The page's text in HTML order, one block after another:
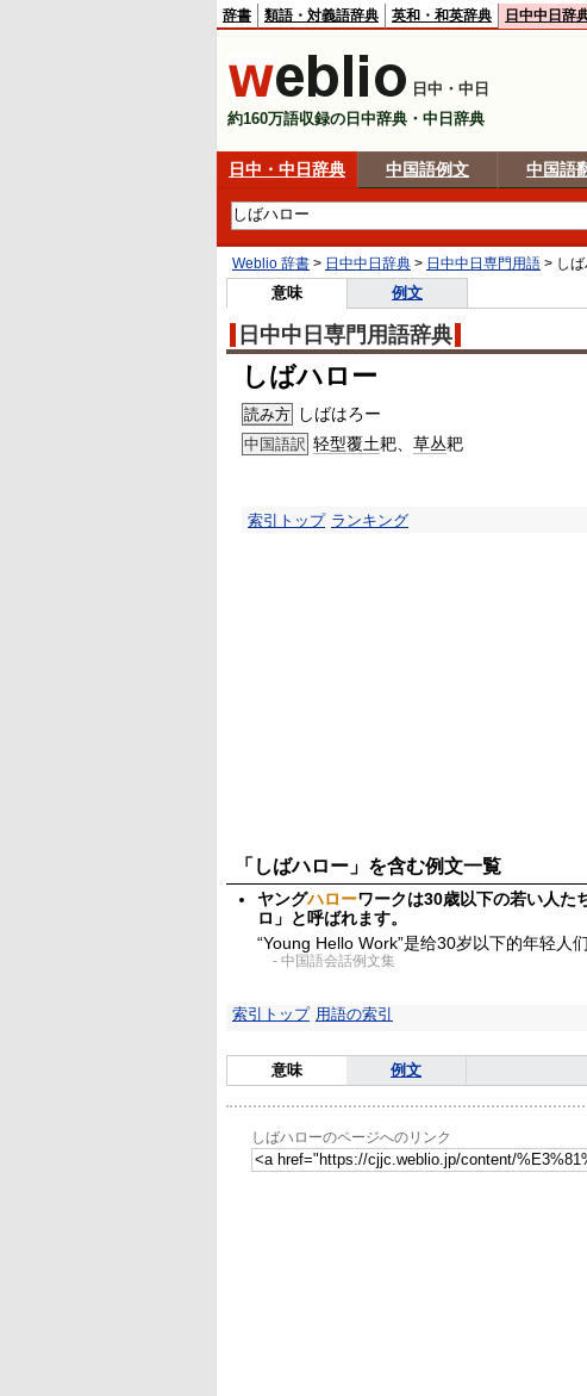
辞書 類語・対義語辞典 英和・和英辞典 日中中日辞
日中・中日
約160万語収録の日中辞典・中日辞典
日中・中日辞典 中国語例文 中国語
Weblio 辞書 > 日中中日辞典 > 日中中日専門用語 > し
意味 例文
日中中日専門用語辞典
しばハロー
読み方 しばはろー
中国語訳 轻型覆土耙、 草丛耙
索引トップ ランキング
「しばハロー」を含む例文一覧
ヤングハローワークは30歳以下の若い人た
ロ」と呼ばれます。
“Young Hello Work”是给30岁以下的年轻人
- 中国語会話例文集
索引トップ 用語の索引
意味 例文
しばハローのページへのリンク